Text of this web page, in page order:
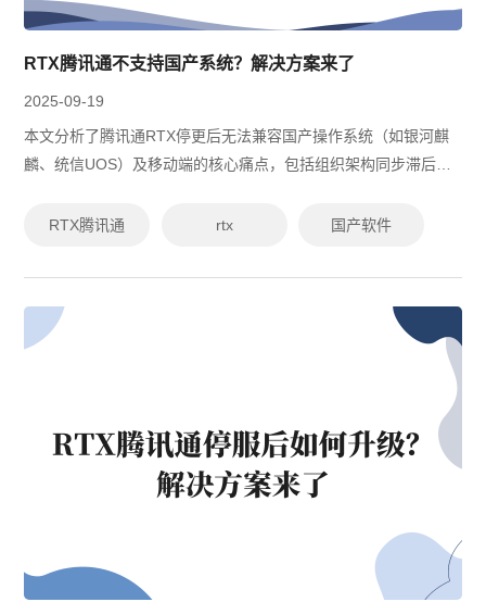
RTX腾讯通不支持国产系统？解决方案来了
2025-09-19
本文分析了腾讯通RTX停更后无法兼容国产操作系统（如银河麒
麟、统信UOS）及移动端的核心痛点，包括组织架构同步滞后、
作为高效替代方案，其支持全平...
RTX腾讯通 rtx 国产软件